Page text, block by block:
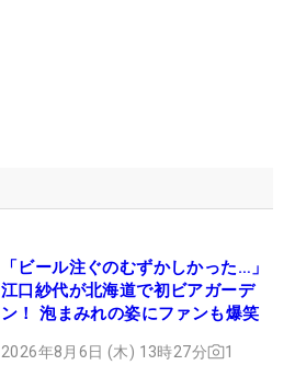
「ビール注ぐのむずかしかった…」
江口紗代が北海道で初ビアガーデ
ン！ 泡まみれの姿にファンも爆笑
2026年8月6日 (木) 13時27分 1